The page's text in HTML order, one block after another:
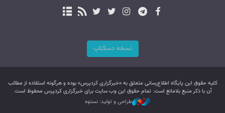
نسخه دسکتاپ
کليه حقوق اين پایگاه اطلاع‌رسانی متعلق به «خبرگزاری کردپرس» بوده و هرگونه استفاده از مطالب
آن با ذکر منبع بلامانع است. تمام حقوق این وب سایت برای خبرگزاری کردپرس محفوظ است.
طراحی و تولید: نستوه